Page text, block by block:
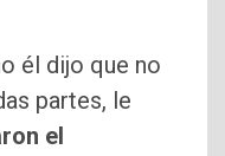
él dijo que no
partes, le
el